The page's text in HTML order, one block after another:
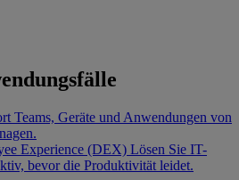
Teams, Geräte und Anwendungen von
Experience (DEX) Lösen Sie IT-
bevor die Produktivität leidet.